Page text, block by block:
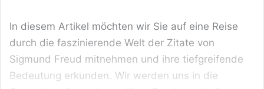
In diesem Artikel möchten wir Sie auf eine Reise
durch die faszinierende Welt der Zitate von
Sigmund Freud mitnehmen und ihre tiefgreifende
Bedeutung erkunden. Wir werden uns in die